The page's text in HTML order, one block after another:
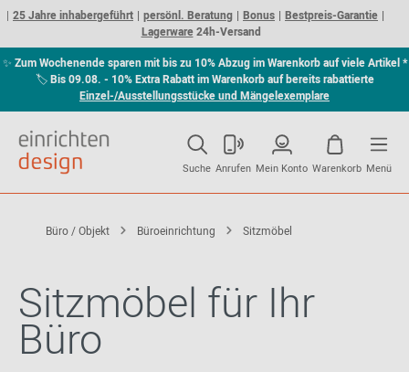
25 Jahre inhabergeführt persönl. Beratung Bonus
Bestpreis-Garantie
Lagerware24h-Versand
✨ Zum Wochenende sparen mit bis zu 10% Abzug im Warenkorb auf viele Artikel *
🏷Bis 09.08. - 10% Extra Rabatt im Warenkorb auf bereits rabattierte
Einzel-/Ausstellungsstücke und Mängelexemplare
Suche Anrufen Mein Konto Warenkorb Menü
Büro / Objekt Büroeinrichtung Sitzmöbel
Sitzmöbel für Ihr
Büro